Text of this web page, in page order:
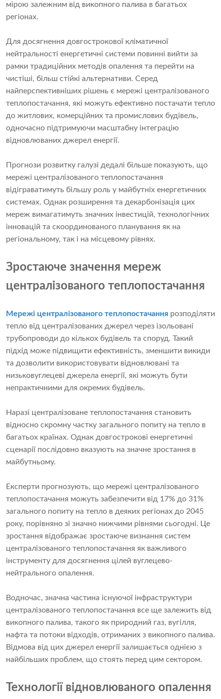
мірою залежним від викопного палива в багатьох
регіонах.
Для досягнення довгострокової кліматичної
нейтральності енергетичні системи повинні вийти за
рамки традиційних методів опалення та перейти на
чистіші, більш стійкі альтернативи. Серед
найперспективніших рішень є мережі централізованого
теплопостачання, які можуть ефективно постачати тепло
до житлових, комерційних та промислових будівель,
одночасно підтримуючи масштабну інтеграцію
відновлюваних джерел енергії.
Прогнози розвитку галузі дедалі більше показують, що
мережі централізованого теплопостачання
відіграватимуть більшу роль у майбутніх енергетичних
системах. Однак розширення та декарбонізація цих
мереж вимагатимуть значних інвестицій, технологічних
інновацій та скоординованого планування як на
регіональному, так і на місцевому рівнях.
Зростаюче значення мереж
централізованого теплопостачання
Мережі централізованого теплопостачання розподіляти
тепло від централізованих джерел через ізольовані
трубопроводи до кількох будівель та споруд. Такий
підхід може підвищити ефективність, зменшити викиди
та дозволити використовувати відновлювані та
низьковуглецеві джерела енергії, які можуть бути
непрактичними для окремих будівель.
Наразі централізоване теплопостачання становить
відносно скромну частку загального попиту на тепло в
багатьох країнах. Однак довгострокові енергетичні
сценарії послідовно вказують на значне зростання в
майбутньому.
Експерти прогнозують, що мережі централізованого
теплопостачання можуть забезпечити від 17% до 31%
загального попиту на тепло в деяких регіонах до 2045
року, порівняно зі значно нижчими рівнями сьогодні. Це
зростання відображає зростаюче визнання систем
централізованого теплопостачання як важливого
інструменту для досягнення цілей вуглецево-
нейтрального опалення.
Водночас, значна частина існуючої інфраструктури
централізованого теплопостачання все ще залежить від
викопного палива, такого як природний газ, вугілля,
нафта та потоки відходів, отриманих з викопного палива.
Відмова від цих джерел енергії залишається однією з
найбільших проблем, що стоять перед цим сектором.
Технології відновлюваного опалення